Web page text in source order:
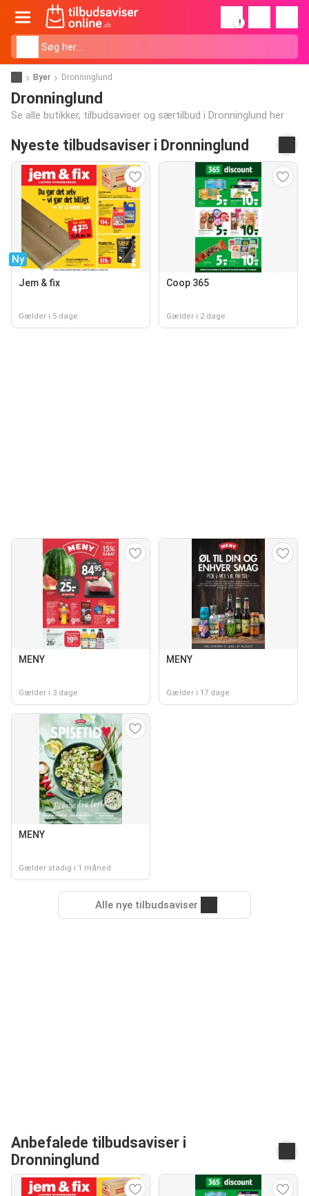
!
Byer Dronninglund
Dronninglund
Se alle butikker, tilbudsaviser og særtilbud i Dronninglund her
Nyeste tilbudsaviser i Dronninglund
Ny
Jem & fix
Gælder i 5 dage
Coop 365
Gælder i 2 dage
MENY
Gælder i 3 dage
MENY
Gælder i 17 dage
MENY
Gælder stadig i 1 måned
Alle nye tilbudsaviser
Anbefalede tilbudsaviser i
Dronninglund